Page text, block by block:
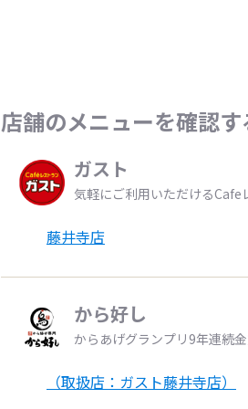
店舗のメニューを確認す
ガスト
気軽にご利用いただけるCafe
藤井寺店
から好し
からあげグランプリ9年連続
（取扱店：ガスト藤井寺店）